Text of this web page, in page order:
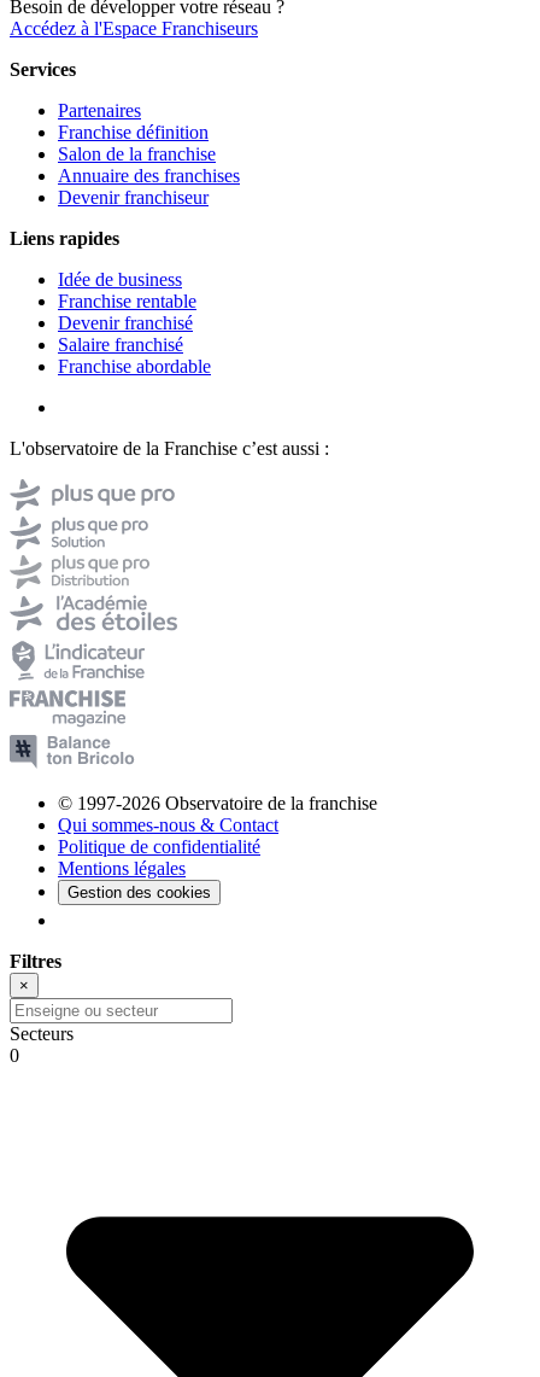
Besoin de développer votre réseau ?
Accédez à l'Espace Franchiseurs
Services
Partenaires
Franchise définition
Salon de la franchise
Annuaire des franchises
Devenir franchiseur
Liens rapides
Idée de business
Franchise rentable
Devenir franchisé
Salaire franchisé
Franchise abordable
L'observatoire de la Franchise c’est aussi :
© 1997-2026 Observatoire de la franchise
Qui sommes-nous & Contact
Politique de confidentialité
Mentions légales
Gestion des cookies
Filtres
×
Secteurs
0